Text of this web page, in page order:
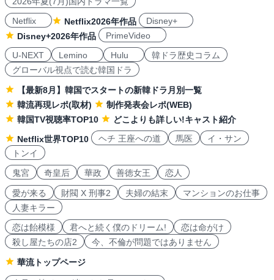
Netflix
Netflix2026年作品
Disney+
Disney+2026年作品
PrimeVideo
U-NEXT
Lemino Hulu
韓ドラ歴史コラム
グローバル視点で読む韓国ドラ
【最新8月】韓国でスタートの新韓ドラ月別一覧
韓流再現レポ(取材)
制作発表会レポ(WEB)
韓国TV視聴率TOP10
どこよりも詳しい!キャスト紹介
Netflix世界TOP10
ヘチ 王座への道 馬医
イ・サン
トンイ
鬼宮
奇皇后 華政 善徳女王 恋人
愛が来る 財閥 X 刑事2 夫婦の結末
マンションのお仕事
人妻キラー
恋は飴模様
君へと続く僕のドリーム!
恋は命がけ
殺し屋たちの店2
今、不倫が問題ではありません
華流トップページ